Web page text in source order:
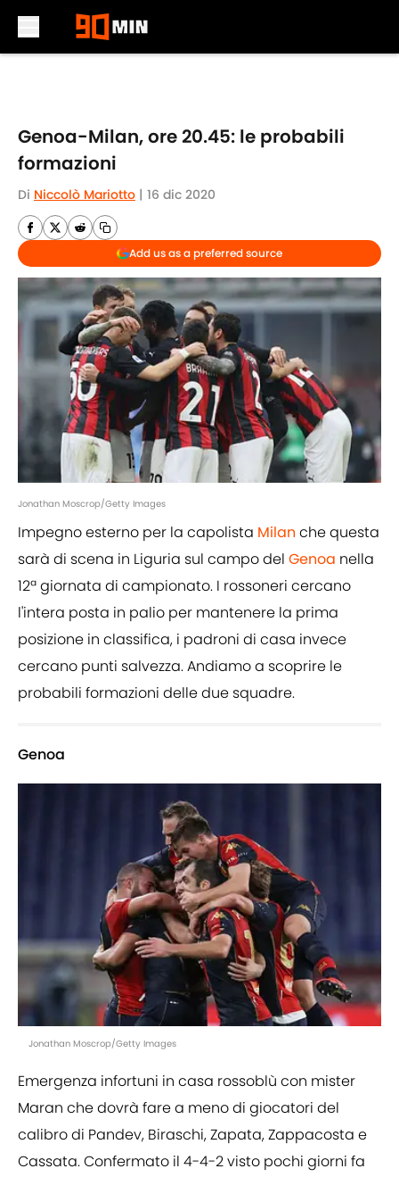
Genoa-Milan, ore 20.45: le probabili
formazioni
Di Niccolò Mariotto | 16 dic 2020
Add us as a preferred source
Jonathan Moscrop/Getty Images
Impegno esterno per la capolista Milan che questa
sarà di scena in Liguria sul campo del Genoa nella
12ª giornata di campionato. I rossoneri cercano
l'intera posta in palio per mantenere la prima
posizione in classifica, i padroni di casa invece
cercano punti salvezza. Andiamo a scoprire le
probabili formazioni delle due squadre.
Genoa
Jonathan Moscrop/Getty Images
Emergenza infortuni in casa rossoblù con mister
Maran che dovrà fare a meno di giocatori del
calibro di Pandev, Biraschi, Zapata, Zappacosta e
Cassata. Confermato il 4-4-2 visto pochi giorni fa